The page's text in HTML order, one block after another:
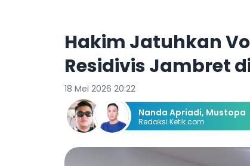
Hakim Jatuhkan
Residivis Jambret
18 Mei 2026 20:22
Nanda Apriadi, Mustopa
Redaksi Ketik.com